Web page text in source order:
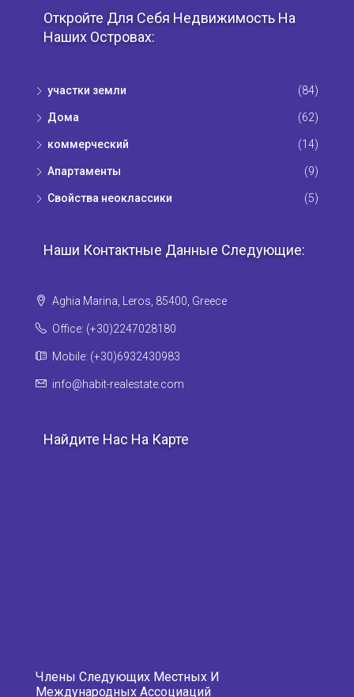
Откройте Для Себя Недвижимость На
Наших Островах:
участки земли (84)
Дома (62)
коммерческий (14)
Апартаменты (9)
Свойства неоклассики (5)
Наши Контактные Данные Следующие:
Aghia Marina, Leros, 85400, Greece
Office: (+30)2247028180
Mobile: (+30)6932430983
info@habit-realestate.com
Найдите Нас На Карте
Члены Следующих Местных И
Международных Ассоциаций